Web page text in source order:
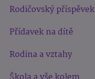
Rodičovský příspěvek
Přídavek na dítě
Rodina a vztahy